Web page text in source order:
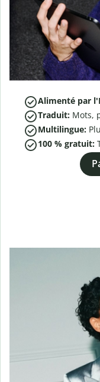
Alimenté par
Traduit: Mots,
Multilingue:
100 % gratuit: